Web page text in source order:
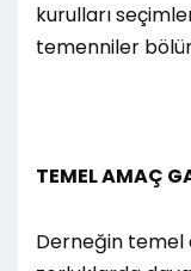
kurulları
temenniler
TEMEL AMAÇ
Derneğin temel